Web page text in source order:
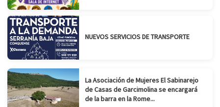
NUEVOS SERVICIOS DE TRANSPORTE
La Asociación de Mujeres El Sabinarejo
de Casas de Garcimolina se encargará
de la barra en la Rome...